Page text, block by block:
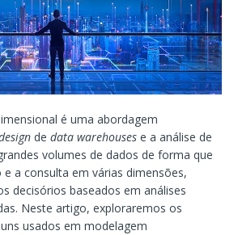
é uma abordagem
de data warehouses e a análise de
volumes de dados de forma que
e a consulta em várias dimensões,
decisórios baseados em análises
Neste artigo, exploraremos os
usados em modelagem